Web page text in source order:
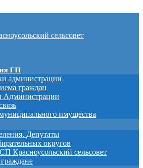
сельсовет
ГП
администрации
граждан
Администрации
имущества
Депутаты
округов
Красноусольский сельсовет